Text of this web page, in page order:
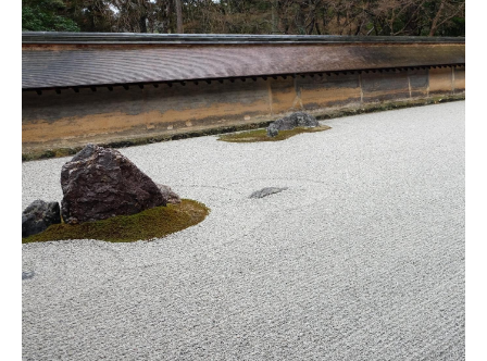
ANREISE
KONTAKTE
ZENTRALWERK E.V.
GENOSSENSCHAFT
MIETER:INNEN
DER ORT UND SEINE GESCHICHTE
UNSER POLITISCHES SELBSTVERSTÄNDNIS
NACHHALTIGKEIT UND KLIMASCHUTZ